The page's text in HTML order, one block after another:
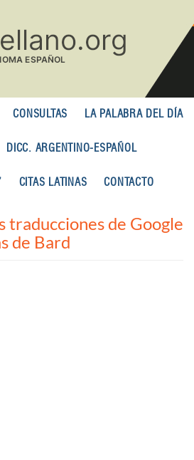
CONSULTAS LA PALABRA DEL DÍA
DICC. ARGENTINO-ESPAÑOL
CITAS LATINAS CONTACTO
traducciones de Google
de Bard